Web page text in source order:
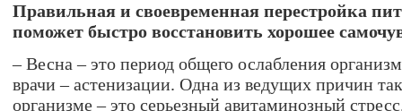
Правильная и своевременная перестройка
поможет быстро восстановить хорошее
– Весна – это период общего ослабления
врачи – астенизации. Одна из ведущих причин
организме – это серьезный авитаминозный